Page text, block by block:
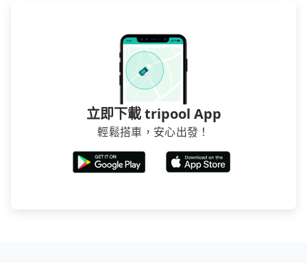
立即下載 tripool App
輕鬆搭車，安心出發！